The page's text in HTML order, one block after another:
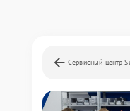
Сервисный центр